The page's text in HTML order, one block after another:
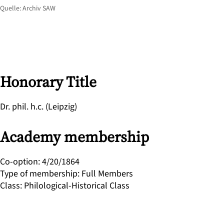
Honorary Title
Dr. phil. h.c. (Leipzig)
Academy membership
Co-option:4/20/1864
Type of membership: Full Members
Class: Philological-Historical Class
Quelle: Archiv SAW